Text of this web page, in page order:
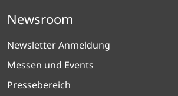
Newsroom
Newsletter Anmeldung
Messen und Events
Pressebereich